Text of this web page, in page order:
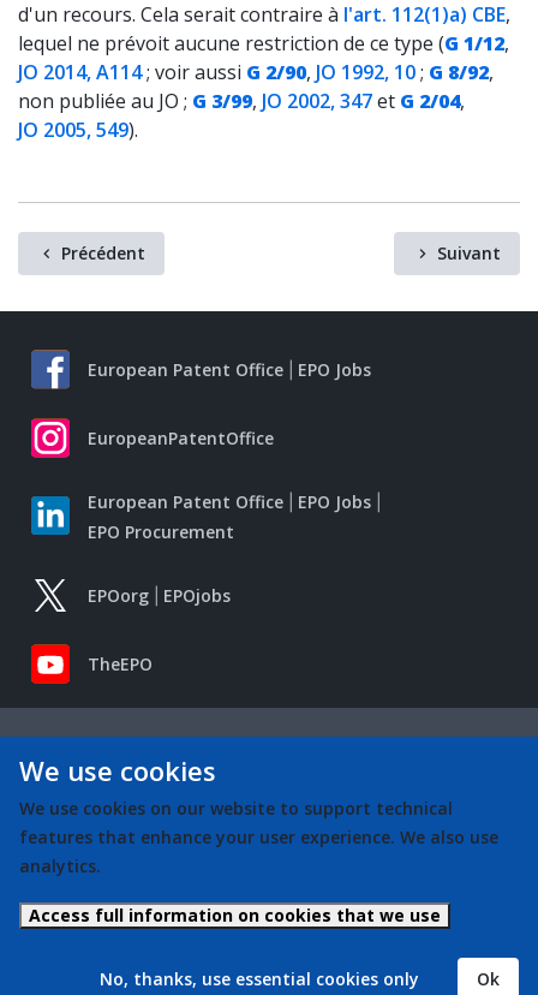
d'un recours. Cela serait contraire à l'art. 112(1)a) CBE,
lequel ne prévoit aucune restriction de ce type (G 1/12,
JO 2014, A114; voir aussi G 2/90, JO 1992, 10; G 8/92,
non publiée au JO ; G 3/99, JO 2002, 347et G 2/04,
JO 2005, 549).
Précédent Suivant
European Patent Office EPO Jobs
EuropeanPatentOffice
European Patent Office
EPO Jobs
EPO Procurement
EPOorg EPOjobs
TheEPO
We use cookies
We use cookies on our website to support technical
features that enhance your user experience. We also use
analytics.
Access full information on cookies that we use
Ok
No, thanks, use essential cookies only